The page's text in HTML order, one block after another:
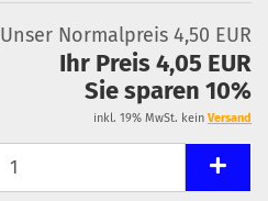
Unser Normalpreis 4,50 EUR
Ihr Preis 4,05 EUR
Sie sparen 10%
inkl. 19% MwSt. kein Versand